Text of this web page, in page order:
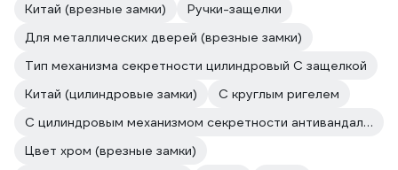
Китай (врезные замки)
Ручки-защелки
Для металлических дверей (врезные замки)
Тип механизма секретности цилиндровый С защелкой
Китай (цилиндровые замки)
С круглым ригелем
С цилиндровым механизмом секретности антивандальные
Цвет хром (врезные замки)